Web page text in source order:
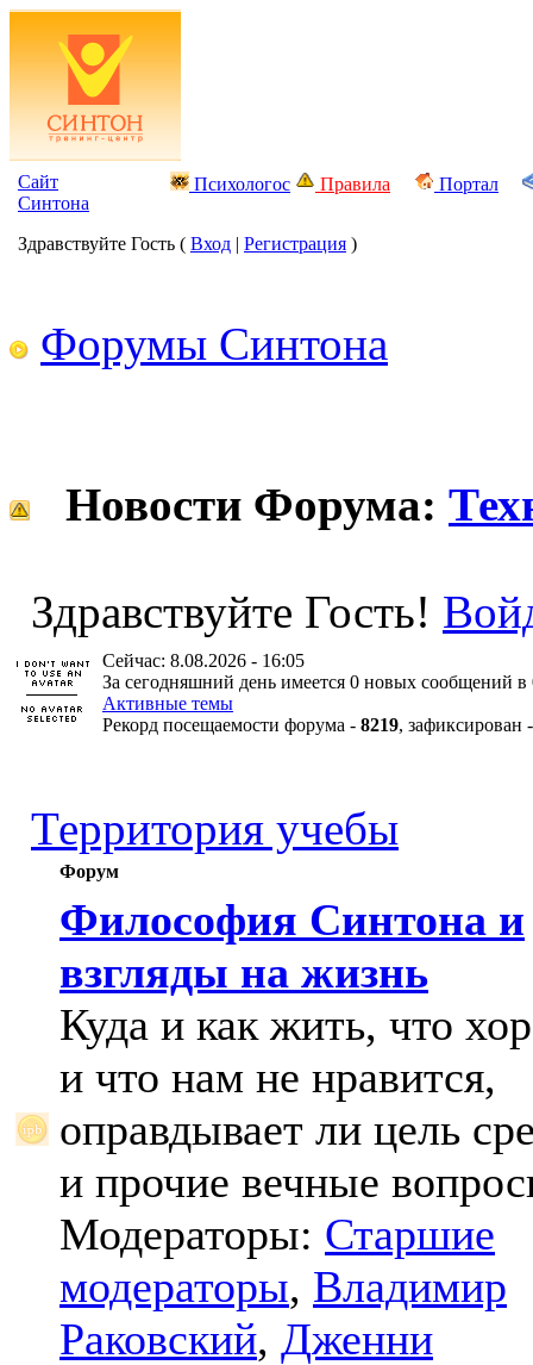
Сайт
Синтона
Психологос Правила Портал
Здравствуйте Гость ( Вход | Регистрация )
Форумы Синтона
Новости Форума:
Здравствуйте Гость!
Сейчас: 8.08.2026 - 16:05
За сегодняшний день имеется 0 новых сообщений в
Активные темы
Рекорд посещаемости форума - 8219, зафиксирован
Территория учебы
Форум
Философия Синтона и
взгляды на жизнь
Куда и как жить, что
и что нам не нравится,
оправдывает ли цель
и прочие вечные
Модераторы: Старшие
модераторы, Владимир
Раковский, Дженни